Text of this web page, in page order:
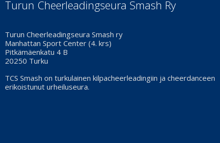
Turun Cheerleadingseura Smash Ry
Turun Cheerleadingseura Smash ry
Manhattan Sport Center (4. krs)
Pitkämäenkatu 4 B
20250 Turku
TCS Smash on turkulainen kilpacheerleadingiin ja cheerdanceen
erikoistunut urheiluseura.